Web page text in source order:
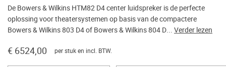
De Bowers & Wilkins HTM82 D4 center luidspreker is de perfecte
oplossing voor theatersystemen op basis van de compactere
Bowers & Wilkins 803 D4 of Bowers & Wilkins 804 D... Verder lezen
€ 6524,00 per stuk en incl. BTW.